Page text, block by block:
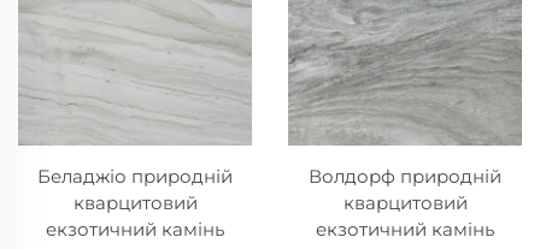
Беладжіо природній
кварцитовий
екзотичний камінь
Волдорф природній
кварцитовий
екзотичний камінь